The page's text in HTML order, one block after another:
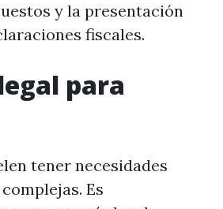
y la presentación
fiscales.
para
tener necesidades
Es